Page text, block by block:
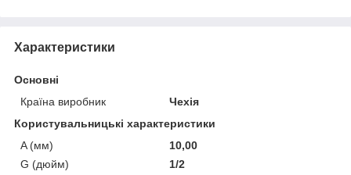
Характеристики
Основні
Країна виробник
Чехія
Користувальницькі характеристики
A (мм)
10,00
G (дюйм)
1/2